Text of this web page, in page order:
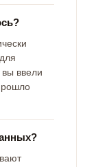
вы ввели